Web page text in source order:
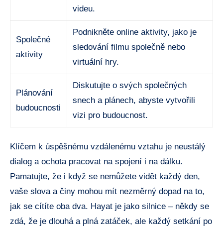
videu.
Společné
aktivity
Podnikněte online aktivity, jako je
sledování filmu společně nebo
virtuální hry.
Plánování
budoucnosti
Diskutujte o svých společných
snech a plánech, abyste vytvořili
vizi pro budoucnost.
Klíčem k úspěšnému vzdálenému vztahu je neustálý
dialog a ochota pracovat na spojení i na dálku.
Pamatujte, že i když se nemůžete vidět každý den,
vaše slova a činy mohou mít nezměrný dopad na to,
jak se cítíte oba dva. Hayat je jako silnice – někdy se
zdá, že je dlouhá a plná zatáček, ale každý setkání po